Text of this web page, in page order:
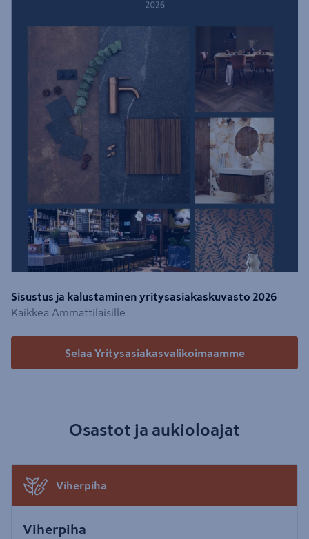
Sisustus ja kalustaminen yritysasiakaskuvasto 2026
Kaikkea Ammattilaisille
Selaa Yritysasiakasvalikoimaamme
Osastot ja aukioloajat
Viherpiha
Viherpiha